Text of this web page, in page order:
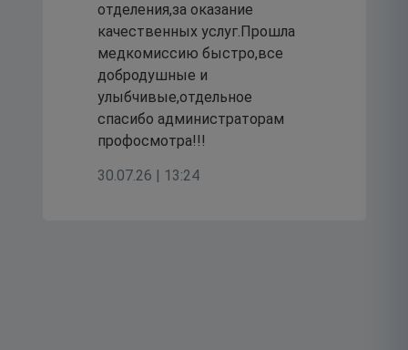
отделения,за оказание
качественных услуг.Прошла
медкомиссию быстро,все
добродушные и
улыбчивые,отдельное
спасибо администраторам
профосмотра!!!
30.07.26 | 13:24